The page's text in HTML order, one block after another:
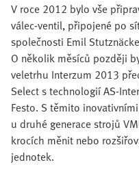
V roce 2012 bylo vše
válec-ventil, připojené po
společnosti Emil
O několik měsíců později
veletrhu Interzum 2013
Select s technologií AS-
Festo. S těmito
u druhé generace strojů
krocích měnit nebo
jednotek.